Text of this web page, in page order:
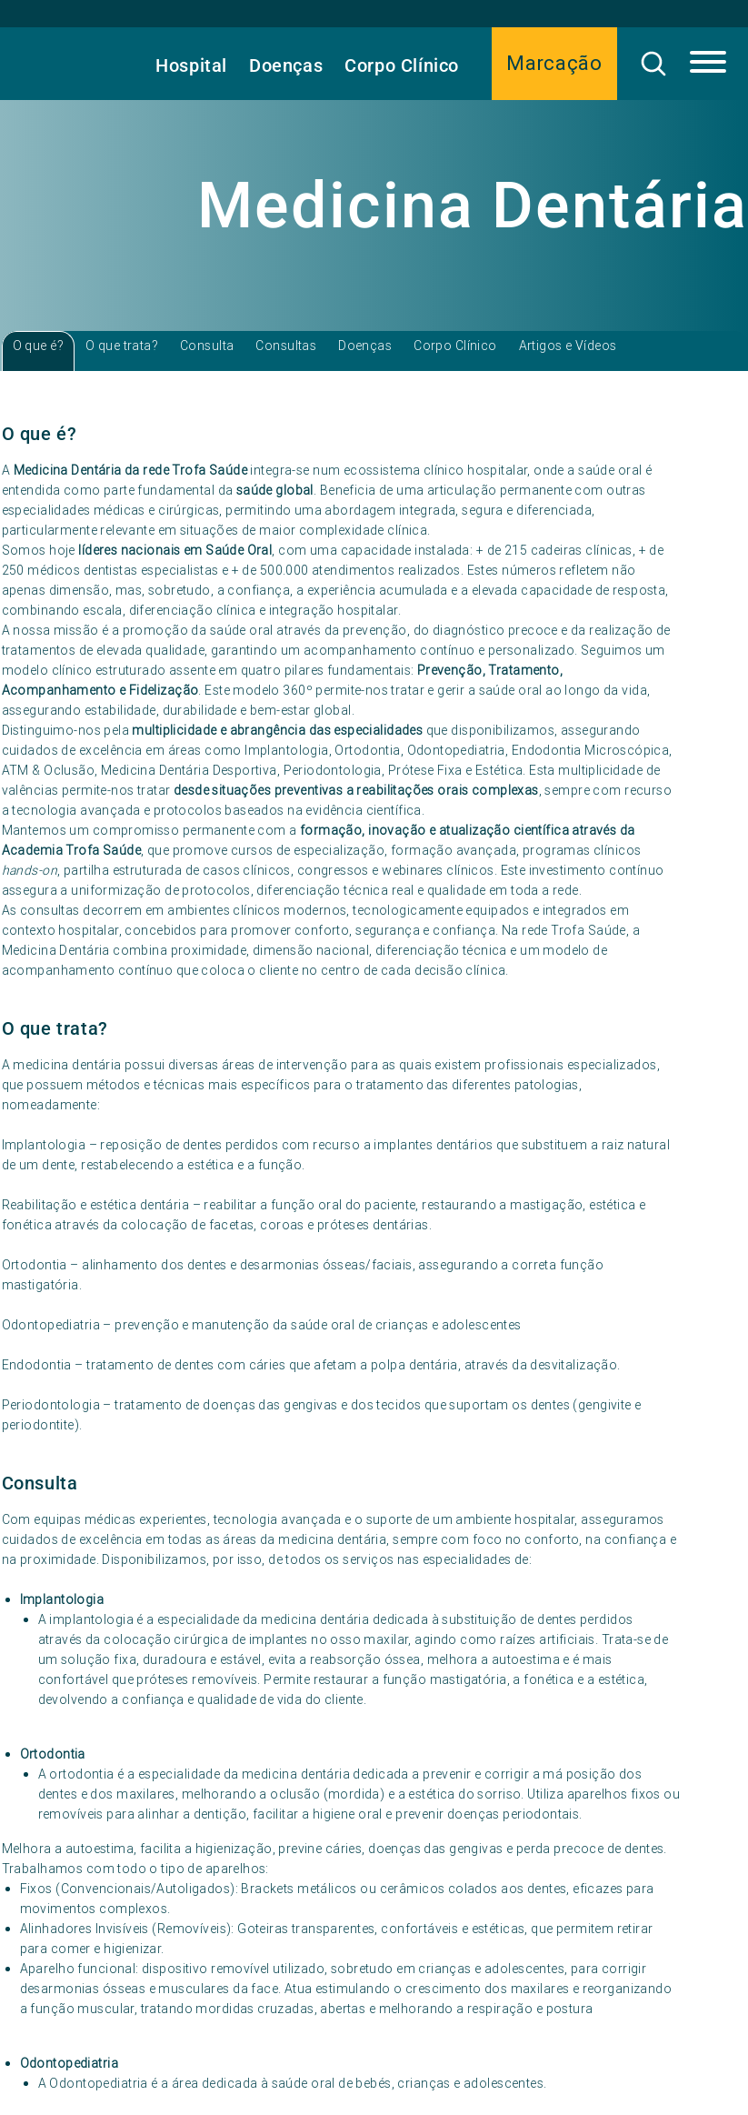
Marcação
Hospital Doenças Corpo Clínico
Medicina Dentária
O que é? O que trata? Consulta Consultas Doenças Corpo Clínico Artigos e Vídeos
O que é?
A Medicina Dentária da rede Trofa Saúdeintegra-se num ecossistema clínico hospitalar, onde a saúde oral é
entendida como parte fundamental da saúde global. Beneficia de uma articulação permanente com outras
especialidades médicas e cirúrgicas, permitindo uma abordagem integrada, segura e diferenciada,
particularmente relevante em situações de maior complexidade clínica.
Somos hoje líderes nacionais em Saúde Oral, com uma capacidade instalada: + de 215 cadeiras clínicas, + de
250 médicos dentistas especialistas e + de 500.000 atendimentos realizados. Estes números refletem não
apenas dimensão, mas, sobretudo, a confiança, a experiência acumulada e a elevada capacidade de resposta,
combinando escala, diferenciação clínica e integração hospitalar.
A nossa missão é a promoção da saúde oral através da prevenção, do diagnóstico precoce e da realização de
tratamentos de elevada qualidade, garantindo um acompanhamento contínuo e personalizado. Seguimos um
modelo clínico estruturado assente em quatro pilares fundamentais: Prevenção, Tratamento,
Acompanhamento e Fidelização. Este modelo 360º permite-nos tratar e gerir a saúde oral ao longo da vida,
assegurando estabilidade, durabilidade e bem-estar global.
Distinguimo-nos pela multiplicidade e abrangência das especialidades que disponibilizamos, assegurando
cuidados de excelência em áreas como Implantologia, Ortodontia, Odontopediatria, Endodontia Microscópica,
ATM & Oclusão, Medicina Dentária Desportiva, Periodontologia, Prótese Fixa e Estética. Esta multiplicidade de
valências permite-nos tratar desde situações preventivas a reabilitações orais complexas, sempre com recurso
a tecnologia avançada e protocolos baseados na evidência científica.
Mantemos um compromisso permanente com a formação, inovação e atualização científica através da
Academia Trofa Saúde, que promove cursos de especialização, formação avançada, programas clínicos
hands-on, partilha estruturada de casos clínicos, congressos e webinares clínicos. Este investimento contínuo
assegura a uniformização de protocolos, diferenciação técnica real e qualidade em toda a rede.
As consultas decorrem em ambientes clínicos modernos, tecnologicamente equipados e integrados em
contexto hospitalar, concebidos para promover conforto, segurança e confiança. Na rede Trofa Saúde, a
Medicina Dentária combina proximidade, dimensão nacional, diferenciação técnica e um modelo de
acompanhamento contínuo que coloca o cliente no centro de cada decisão clínica.
O que trata?
A medicina dentária possui diversas áreas de intervenção para as quais existem profissionais especializados,
que possuem métodos e técnicas mais específicos para o tratamento das diferentes patologias,
nomeadamente:
Implantologia – reposição de dentes perdidos com recurso a implantes dentários que substituem a raiz natural
de um dente, restabelecendo a estética e a função.
Reabilitação e estética dentária – reabilitar a função oral do paciente, restaurando a mastigação, estética e
fonética através da colocação de facetas, coroas e próteses dentárias.
Ortodontia – alinhamento dos dentes e desarmonias ósseas/faciais, assegurando a correta função
mastigatória.
Odontopediatria – prevenção e manutenção da saúde oral de crianças e adolescentes
Endodontia – tratamento de dentes com cáries que afetam a polpa dentária, através da desvitalização.
Periodontologia – tratamento de doenças das gengivas e dos tecidos que suportam os dentes (gengivite e
periodontite).
Consulta
Com equipas médicas experientes, tecnologia avançada e o suporte de um ambiente hospitalar, asseguramos
cuidados de excelência em todas as áreas da medicina dentária, sempre com foco no conforto, na confiança e
na proximidade. Disponibilizamos, por isso, de todos os serviços nas especialidades de:
Implantologia
A implantologia é a especialidade da medicina dentária dedicada à substituição de dentes perdidos
através da colocação cirúrgica de implantes no osso maxilar, agindo como raízes artificiais. Trata-se de
um solução fixa, duradoura e estável, evita a reabsorção óssea, melhora a autoestima e é mais
confortável que próteses removíveis. Permite restaurar a função mastigatória, a fonética e a estética,
devolvendo a confiança e qualidade de vida do cliente.
Ortodontia
A ortodontia é a especialidade da medicina dentária dedicada a prevenir e corrigir a má posição dos
dentes e dos maxilares, melhorando a oclusão (mordida) e a estética do sorriso. Utiliza aparelhos fixos ou
removíveis para alinhar a dentição, facilitar a higiene oral e prevenir doenças periodontais.
Melhora a autoestima, facilita a higienização, previne cáries, doenças das gengivas e perda precoce de dentes.
Trabalhamos com todo o tipo de aparelhos:
Fixos (Convencionais/Autoligados): Brackets metálicos ou cerâmicos colados aos dentes, eficazes para
movimentos complexos.
Alinhadores Invisíveis (Removíveis): Goteiras transparentes, confortáveis e estéticas, que permitem retirar
para comer e higienizar.
Aparelho funcional: dispositivo removível utilizado, sobretudo em crianças e adolescentes, para corrigir
desarmonias ósseas e musculares da face. Atua estimulando o crescimento dos maxilares e reorganizando
a função muscular, tratando mordidas cruzadas, abertas e melhorando a respiração e postura
Odontopediatria
A Odontopediatria é a área dedicada à saúde oral de bebés, crianças e adolescentes.